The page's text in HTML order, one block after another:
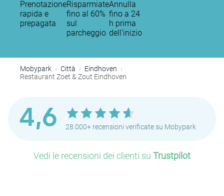
Prenotazione
rapida e
prepagata
Risparmiate
fino al 60%
sul
parcheggio
Annulla
fino a 24
h prima
dell’inizio
Mobypark Città
Eindhoven
Restaurant Zoet & Zout Eindhoven
4,6 28.000+ recensioni verificate su Mobypark
Vedi le recensioni dei clienti su Trustpilot